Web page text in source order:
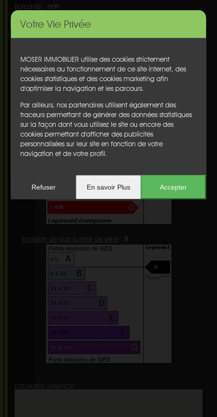
Votre Vie Privée
MOSER IMMOBILIER utilise des cookies strictement
nécessaires au fonctionnement de ce site internet, des
cookies statistiques et des cookies marketing afin
d'optimiser la navigation et les parcours.
Par ailleurs, nos partenaires utilisent également des
traceurs permettant de générer des données statistiques
sur la façon dont vous utilisez le site ou encore des
cookies permettant d'afficher des publicités
personnalisées sur leur site en fonction de votre
navigation et de votre profil.
Refuser En savoir Plus Accepter
Balcon(s) : non
Garage : non
Ascenseur :oui
Honoraires :€
Diagnostics
Emission de gaz à effet de serre B
LOCALISER L'AGENCE